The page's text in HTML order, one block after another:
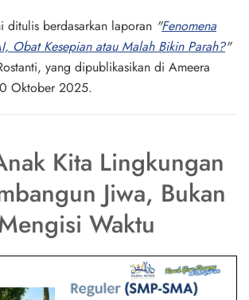
ditulis berdasarkan laporan "Fenomena
Obat Kesepian atau Malah Bikin Parah?"
yang dipublikasikan di Ameera
Oktober 2025.
Kita Lingkungan
Jiwa, Bukan
Waktu